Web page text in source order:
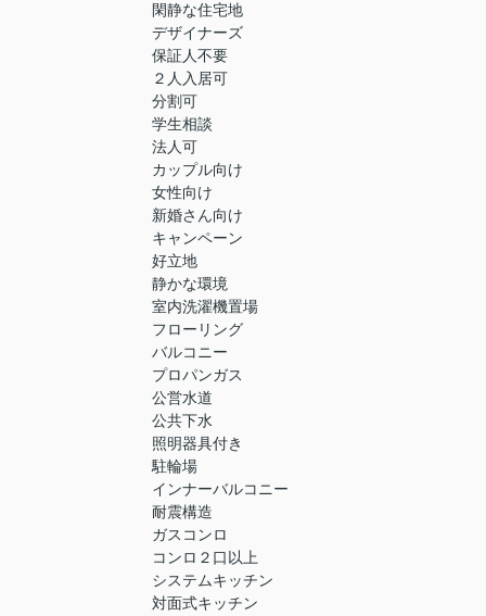
閑静な住宅地
デザイナーズ
保証人不要
２人入居可
分割可
学生相談
法人可
カップル向け
女性向け
新婚さん向け
キャンペーン
好立地
静かな環境
室内洗濯機置場
フローリング
バルコニー
プロパンガス
公営水道
公共下水
照明器具付き
駐輪場
インナーバルコニー
耐震構造
ガスコンロ
コンロ２口以上
システムキッチン
対面式キッチン